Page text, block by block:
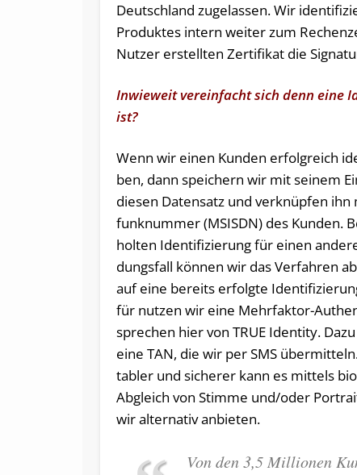
Deutschland zugelassen. Wir
Produktes intern weiter zum
Nutzer erstellten Zertifikat die
Inwieweit vereinfacht sich denn eine
ist?
Wenn wir ei­nen Kun­den er­folg­reich
ben, dann spei­chern wir mit sei­nem
die­sen Da­ten­satz und ver­knüp­fen
fun­k­num­mer (MSISDN) des Kun­den.
hol­ten Iden­ti­fi­zie­rung für ei­nen
dungs­fall kön­nen wir das Ver­fah­ren
auf ei­ne be­reits er­folg­te
für nut­zen wir ei­ne Mehr­fak­tor-
spre­chen hier von TRUE Iden­ti­ty.
ei­ne TAN, die wir per SMS
ta­bler und si­che­rer kann es mit­tels
Ab­gleich von Stim­me und/oder
wir al­ter­na­tiv an­bie­ten.
Von den 3,5 Mil­lio­nen